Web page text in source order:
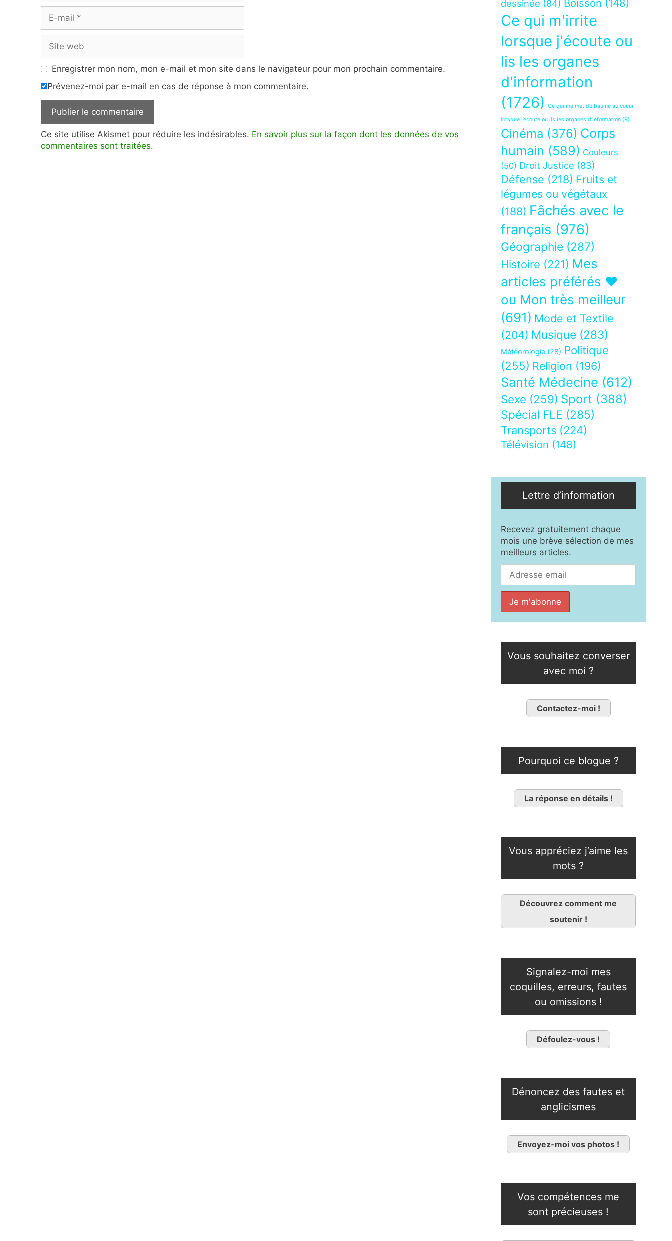
mail
web
Enregistrer mon nom, mon e-mail et mon site dans le navigateur pour mon prochain commentaire.
Prévenez-moi par e-mail en cas de réponse à mon commentaire.
Ce site utilise Akismet pour réduire les indésirables. En savoir plus sur la façon dont les données de vos
commentaires sont traitées.
dessinée (84) Boisson (148)
Ce qui m'irrite
lorsque j'écoute ou
lis les organes
d'information
(1726)
Ce qui me met du baume au coeur
lorsque j’écoute ou lis les organes d’information (9)
Cinéma (376) Corps
humain (589) Couleurs
(50) Droit Justice (83)
Défense (218) Fruits et
légumes ou végétaux
(188) Fâchés avec le
français (976)
Géographie (287)
Histoire (221) Mes
articles préférés ❤
ou Mon très meilleur
(691) Mode et Textile
(204) Musique (283)
Météorologie (28) Politique
(255) Religion (196)
Santé Médecine (612)
Sexe (259) Sport (388)
Spécial FLE (285)
Transports (224)
Télévision (148)
Lettre d’information
Recevez gratuitement chaque
mois une brève sélection de mes
meilleurs articles.
Vous souhaitez converser
avec moi ?
Contactez-moi !
Pourquoi ce blogue ?
La réponse en détails !
Vous appréciez j’aime les
mots ?
Découvrez comment me
soutenir !
Signalez-moi mes
coquilles, erreurs, fautes
ou omissions !
Défoulez-vous !
Dénoncez des fautes et
anglicismes
Envoyez-moi vos photos !
Vos compétences me
sont précieuses !